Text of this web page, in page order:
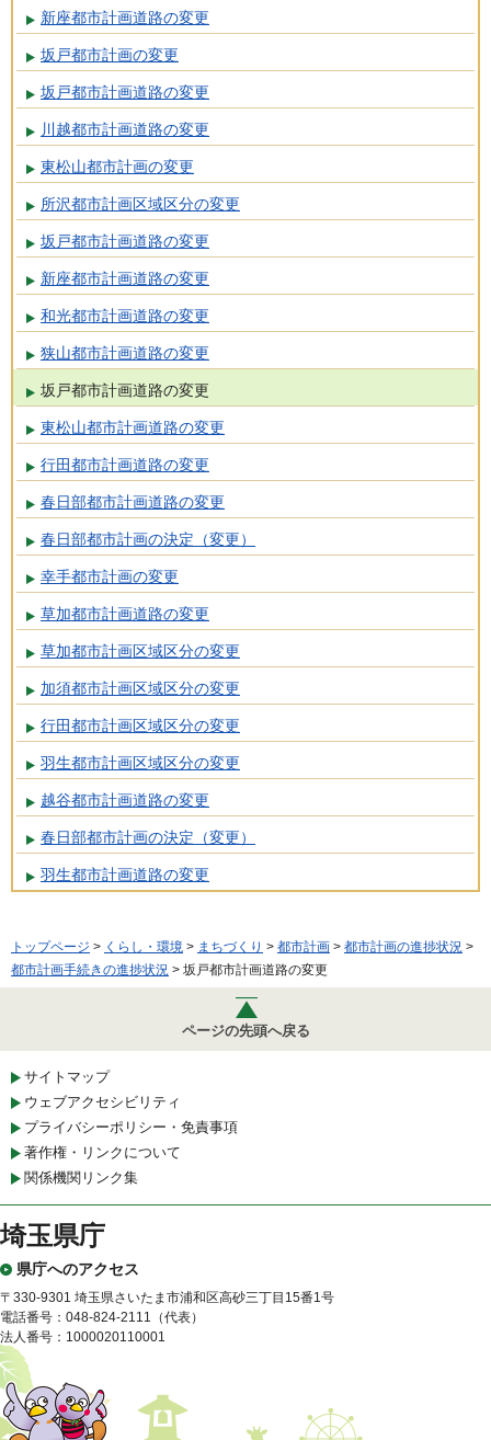
新座都市計画道路の変更
坂戸都市計画の変更
坂戸都市計画道路の変更
川越都市計画道路の変更
東松山都市計画の変更
所沢都市計画区域区分の変更
坂戸都市計画道路の変更
新座都市計画道路の変更
和光都市計画道路の変更
狭山都市計画道路の変更
坂戸都市計画道路の変更
東松山都市計画道路の変更
行田都市計画道路の変更
春日部都市計画道路の変更
春日部都市計画の決定（変更）
幸手都市計画の変更
草加都市計画道路の変更
草加都市計画区域区分の変更
加須都市計画区域区分の変更
行田都市計画区域区分の変更
羽生都市計画区域区分の変更
越谷都市計画道路の変更
春日部都市計画の決定（変更）
羽生都市計画道路の変更
トップページ > くらし・環境 > まちづくり > 都市計画 > 都市計画の進捗状況 >
都市計画手続きの進捗状況 > 坂戸都市計画道路の変更
ページの先頭へ戻る
サイトマップ
ウェブアクセシビリティ
プライバシーポリシー・免責事項
著作権・リンクについて
関係機関リンク集
埼玉県庁
県庁へのアクセス
〒330-9301 埼玉県さいたま市浦和区高砂三丁目15番1号
電話番号：048-824-2111（代表）
法人番号：1000020110001